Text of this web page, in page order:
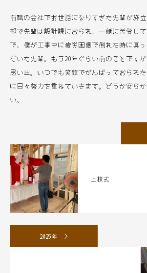
前職の会社でお世話になりすぎた先輩が旅
部で先輩は設計課におられ、一緒に苦労し
で、僕が工事中に疲労困憊で倒れた時に真
だいた先輩。もう20年ぐらい前のことです
思い出。いつでも笑顔でがんばっておられ
に日々努力を重ねていきます。どうか安ら
い。
上棟式
2025年